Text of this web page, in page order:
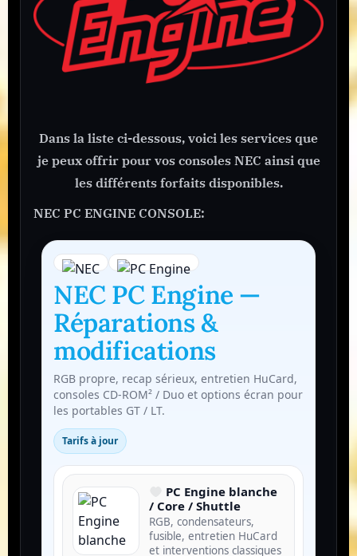
Dans la liste ci-dessous, voici les services que
je peux offrir pour vos consoles NEC ainsi que
les différents forfaits disponibles.
NEC PC ENGINE CONSOLE:
NEC PC Engine —
Réparations &
modifications
RGB propre, recap sérieux, entretien HuCard,
consoles CD-ROM² / Duo et options écran pour
les portables GT / LT.
Tarifs à jour
PC Engine blanche
/ Core / Shuttle
RGB, condensateurs,
fusible, entretien HuCard
et interventions classiques